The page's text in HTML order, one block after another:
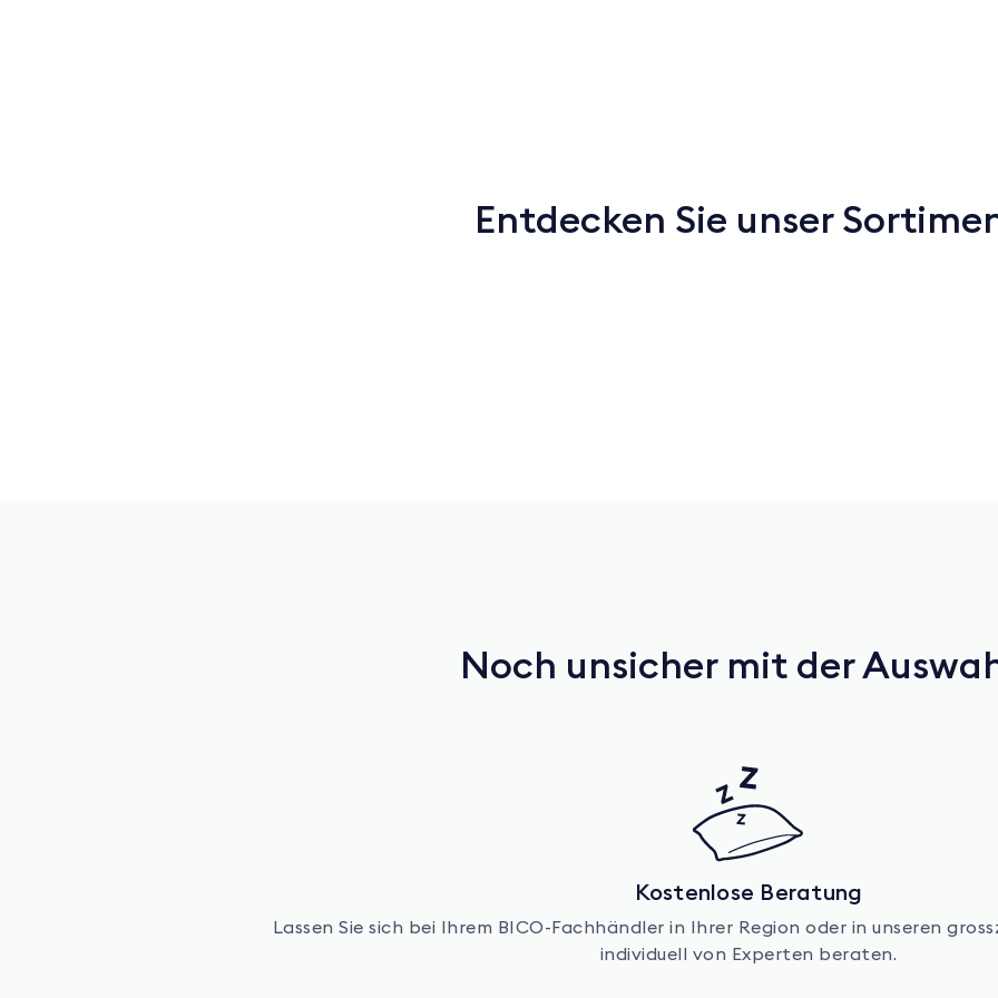
Entdecken Sie unser
Noch unsicher mit der
Kostenlose Beratung
Lassen Sie sich bei Ihrem BICO-Fachhändler in Ihrer Region oder in unseren
individuell von Experten beraten.